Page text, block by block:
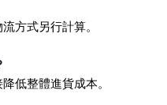
方式另行計算。
低整體進貨成本。